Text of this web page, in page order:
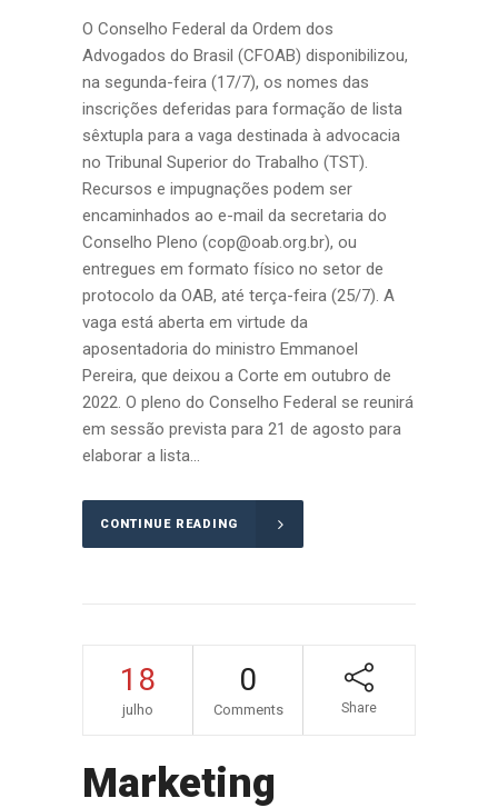
O Conselho Federal da Ordem dos
Advogados do Brasil (CFOAB) disponibilizou,
na segunda-feira (17/7), os nomes das
inscrições deferidas para formação de lista
sêxtupla para a vaga destinada à advocacia
no Tribunal Superior do Trabalho (TST).
Recursos e impugnações podem ser
encaminhados ao e-mail da secretaria do
Conselho Pleno (cop@oab.org.br), ou
entregues em formato físico no setor de
protocolo da OAB, até terça-feira (25/7). A
vaga está aberta em virtude da
aposentadoria do ministro Emmanoel
Pereira, que deixou a Corte em outubro de
2022. O pleno do Conselho Federal se reunirá
em sessão prevista para 21 de agosto para
elaborar a lista...
CONTINUE READING
18
julho
0
Comments Share
Marketing